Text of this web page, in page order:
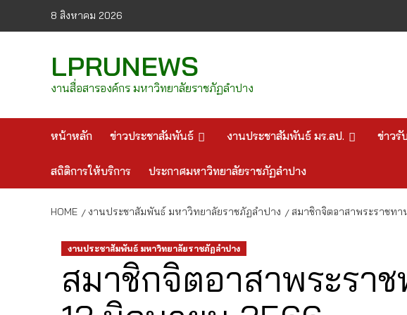
8 สิงหาคม 2026
LPRUNEWS
งานสื่อสารองค์กร มหาวิทยาลัยราชภัฏลำปาง
หน้าหลัก ข่าวประชาสัมพันธ์ งานประชาสัมพันธ์ มร.ลป. ข่าวรั
สถิติการให้บริการ ประกาศมหาวิทยาลัยราชภัฏลำปาง
HOME งานประชาสัมพันธ์ มหาวิทยาลัยราชภัฏลำปาง สมาชิกจิตอาสาพระราชท
งานประชาสัมพันธ์ มหาวิทยาลัยราชภัฏลำปาง
สมาชิกจิตอาสาพระร